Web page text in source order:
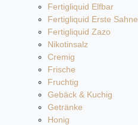
Fertigliquid Elfbar
Fertigliquid Erste Sahne
Fertigliquid Zazo
Nikotinsalz
Cremig
Frische
Fruchtig
Gebäck & Kuchig
Getränke
Honig